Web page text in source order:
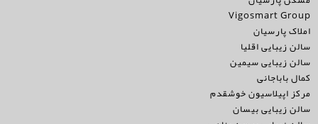
Vigosmart Group
املاک پارسیان
سالن زیبایی اقلیا
سالن زیبایی سیمین
کمال باباجانی
مرکز اپیلاسیون خوشقدم
سالن زیبایی بیسان